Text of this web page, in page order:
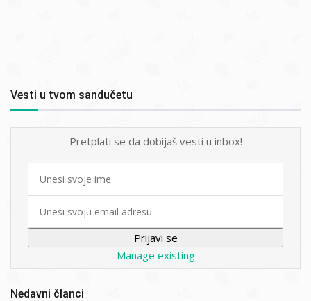
Vesti u tvom sandučetu
Pretplati se da dobijaš vesti u inbox!
First
Manage existing
Nedavni članci